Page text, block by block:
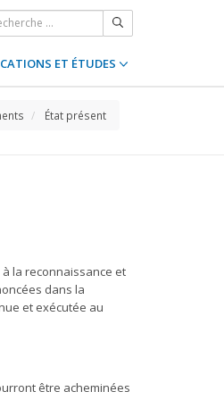
ET ÉTUDES
État présent
la reconnaissance et
dans la
et exécutée au
être acheminées